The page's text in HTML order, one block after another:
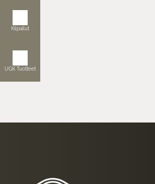
Kilpailut
UGK Tuotteet